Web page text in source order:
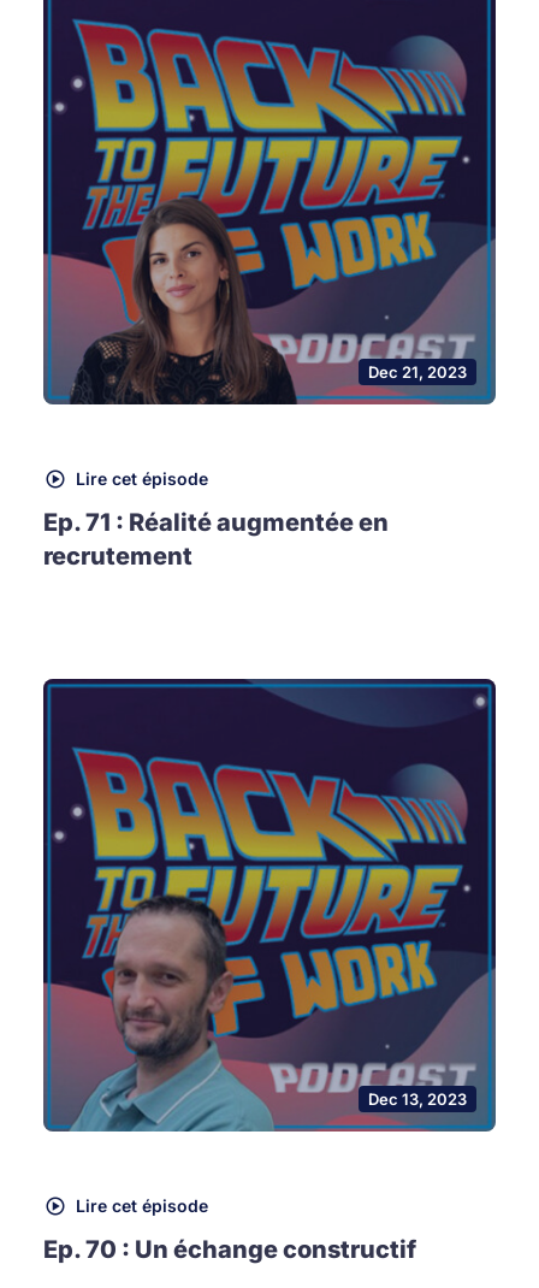
Dec 21, 2023
Lire cet épisode
Ep. 71 : Réalité augmentée en
recrutement
Dec 13, 2023
Lire cet épisode
Ep. 70 : Un échange constructif